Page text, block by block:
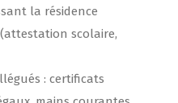
la résidence
scolaire,
: certificats